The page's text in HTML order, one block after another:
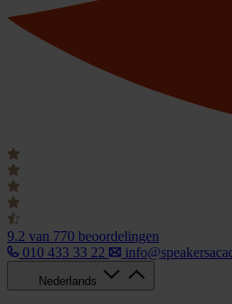
9.2 van 770 beoordelingen
010 433 33 22
Nederlands